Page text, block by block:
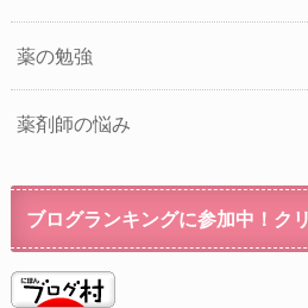
薬の勉強
薬剤師の悩み
ブログランキングに参加中！ク